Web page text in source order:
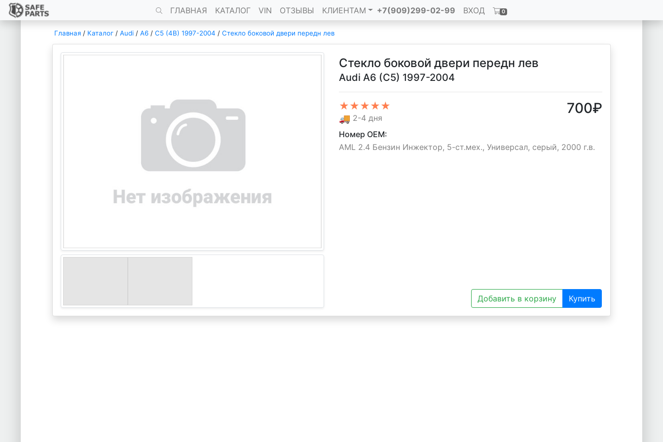
ГЛАВНАЯ КАТАЛОГ VIN ОТЗЫВЫ КЛИЕНТАМ +7(909)299-02-99 ВХОД 0
Главная / Каталог / Audi / A6 / C5 (4B) 1997-2004 / Стекло боковой двери передн лев
Стекло боковой двери передн лев
Audi A6 (C5) 1997-2004
★★★★★
🚚 2-4 дня
700₽
Номер OEM:
AML 2.4 Бензин Инжектор, 5-ст.мех., Универсал, серый, 2000 г.в.
Добавить в корзину Купить